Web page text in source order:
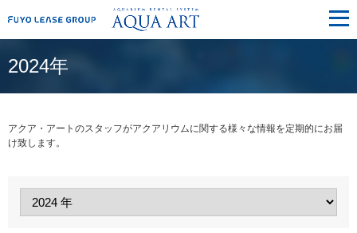
メ
ニ
ュ
2024年
アクア・アートのスタッフがアクアリウムに関する様々な情報を定期的にお届
け致します。